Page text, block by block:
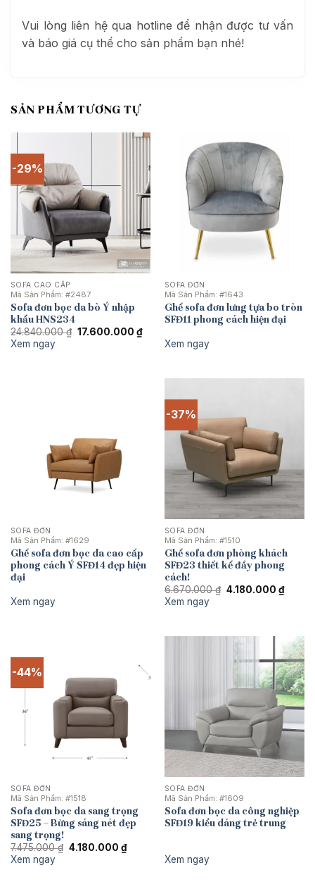
Vui lòng liên hệ qua hotline để nhận được tư vấn
và báo giá cụ thể cho sản phẩm bạn nhé!
SẢN PHẨM TƯƠNG TỰ
-29%
SOFA CAO CẤP
Mã Sản Phẩm: #2487
Sofa đơn bọc da bò Ý nhập
khẩu HNS234
24.840.000₫ Giá
17.600.000 ₫Giá
hiện
Xem ngay
SOFA ĐƠN
Mã Sản Phẩm: #1643
Ghế sofa đơn lưng tựa bo tròn
SFĐ11 phong cách hiện đại
Xem ngay
SOFA ĐƠN
Mã Sản Phẩm: #1629
Ghế sofa đơn bọc da cao cấp
phong cách Ý SFĐ14 đẹp hiện
đại
Xem ngay
-37%
SOFA ĐƠN
Mã Sản Phẩm: #1510
Ghế sofa đơn phòng khách
SFĐ23 thiết kế đầy phong
cách!
6.670.000₫ Giá
4.180.000 ₫Giá
hiện
Xem ngay
-44%
SOFA ĐƠN
Mã Sản Phẩm: #1518
Sofa đơn bọc da sang trọng
SFĐ25 – Bừng sáng nét đẹp
sang trọng!
7.475.000₫ Giá
4.180.000 ₫Giá
hiện
Xem ngay
SOFA ĐƠN
Mã Sản Phẩm: #1609
Sofa đơn bọc da công nghiệp
SFĐ19 kiểu dáng trẻ trung
Xem ngay